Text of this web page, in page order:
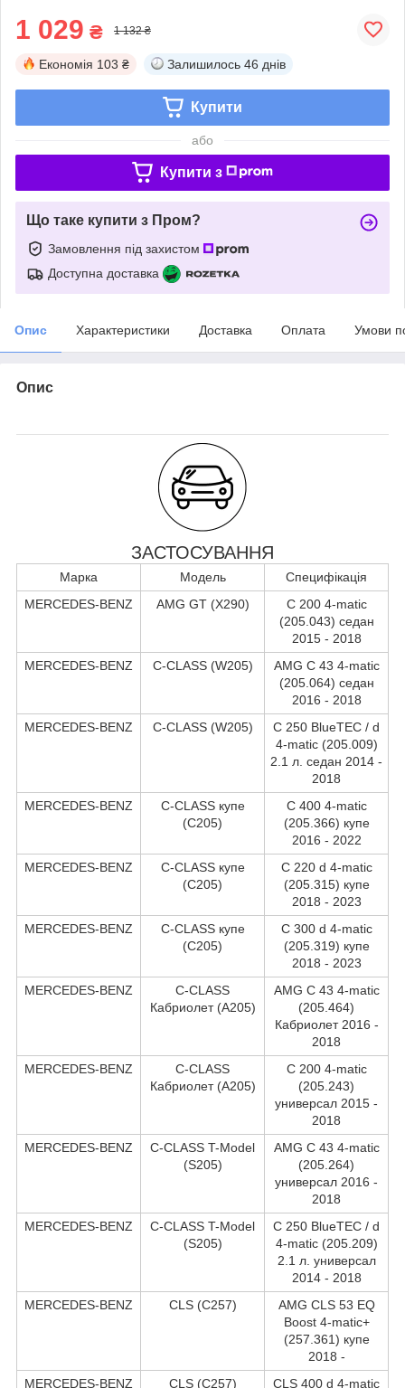
1 029 ₴ 1 132 ₴
Економія 103 ₴ Залишилось 46 днів
Купити
або
Купити з
Що таке купити з Пром?
Замовлення під захистом
Доступна доставка
Опис Характеристики Доставка Оплата Умови
Опис
ЗАСТОСУВАННЯ
Марка Модель
Специфікація
MERCEDES-BENZ
AMG GT (X290)
C 200 4-matic
(205.043) седан
2015 - 2018
MERCEDES-BENZ
C-CLASS (W205)
AMG C 43 4-matic
(205.064) седан
2016 - 2018
MERCEDES-BENZ
C-CLASS (W205)
C 250 BlueTEC / d
4-matic (205.009)
2.1 л. седан 2014 -
2018
MERCEDES-BENZ
C-CLASS купе
(C205)
C 400 4-matic
(205.366) купе
2016 - 2022
MERCEDES-BENZ
C-CLASS купе
(C205)
C 220 d 4-matic
(205.315) купе
2018 - 2023
MERCEDES-BENZ
C-CLASS купе
(C205)
C 300 d 4-matic
(205.319) купе
2018 - 2023
MERCEDES-BENZ
C-CLASS
Кабриолет (A205)
AMG C 43 4-matic
(205.464)
Кабриолет 2016 -
2018
MERCEDES-BENZ
C-CLASS
Кабриолет (A205)
C 200 4-matic
(205.243)
универсал 2015 -
2018
MERCEDES-BENZ
C-CLASS T-Model
(S205)
AMG C 43 4-matic
(205.264)
универсал 2016 -
2018
MERCEDES-BENZ
C-CLASS T-Model
(S205)
C 250 BlueTEC / d
4-matic (205.209)
2.1 л. универсал
2014 - 2018
MERCEDES-BENZ
CLS (C257)
AMG CLS 53 EQ
Boost 4-matic+
(257.361) купе
2018 -
MERCEDES-BENZ
CLS (C257) CLS 400 d 4-matic